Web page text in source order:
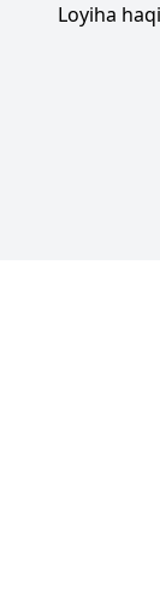
Loyiha